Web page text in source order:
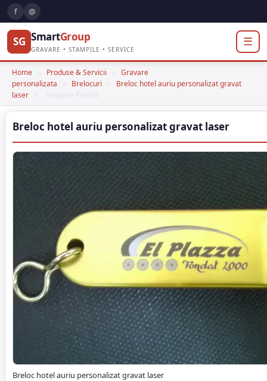
f @
SG SmartGroup
GRAVARE • STAMPILE • SERVICE
☰
Home Produse & Servicii
Gravare
personalizata
Brelocuri
Breloc hotel auriu personalizat gravat
laser
Breloc hotel auriu personalizat gravat laser
Breloc hotel auriu personalizat gravat laser